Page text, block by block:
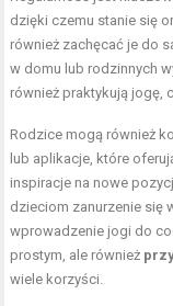
dzięki czemu stanie się
również zachęcać je do
w domu lub rodzinnych
również praktykują jogę,
Rodzice mogą również
lub aplikacje, które
inspiracje na nowe
dzieciom zanurzenie się
wprowadzenie jogi do
prostym, ale również
wiele korzyści.